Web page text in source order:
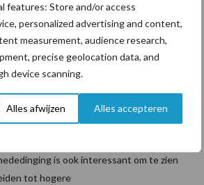
features: Store and/or access
personalized advertising and content,
measurement, audience research,
precise geolocation data, and
device scanning.
Alles afwijzen Alles accepteren
er niet zoveel aan het Europese
Commissie kan ingrijpen in geval
met bijvoorbeeld interventie-
die nu is vastgesteld op 450
wordt gevuld door het geld in mindering te
is ook interessant om te zien
tot hogere